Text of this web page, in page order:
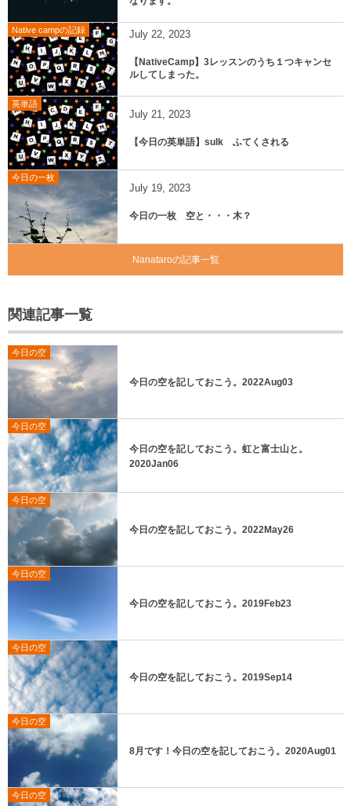
Native campの記録 July 22, 2023
【NativeCamp】3レッスンのうち１つキャンセ
ルしてしまった。
英単語
July 21, 2023
【今日の英単語】sulk ふてくされる
今日の一枚
July 19, 2023
今日の一枚 空と・・・木？
Nanataroの記事一覧
関連記事一覧
今日の空
今日の空を記しておこう。2022Aug03
今日の空
今日の空を記しておこう。虹と富士山と。
2020Jan06
今日の空
今日の空を記しておこう。2022May26
今日の空
今日の空を記しておこう。2019Feb23
今日の空
今日の空を記しておこう。2019Sep14
今日の空
8月です！今日の空を記しておこう。2020Aug01
今日の空